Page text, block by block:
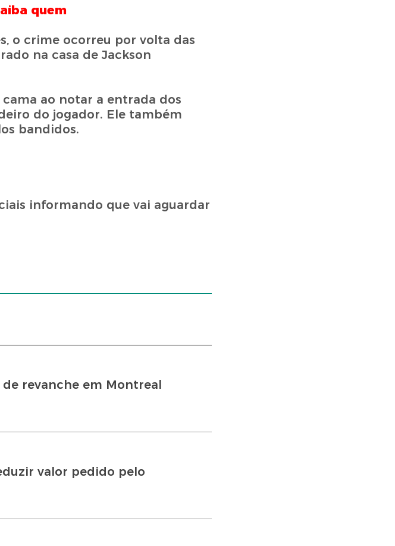
quem
o crime ocorreu por volta das
na casa de Jackson
ao notar a entrada dos
do jogador. Ele também
bandidos.
informando que vai aguardar
de revanche em Montreal
valor pedido pelo